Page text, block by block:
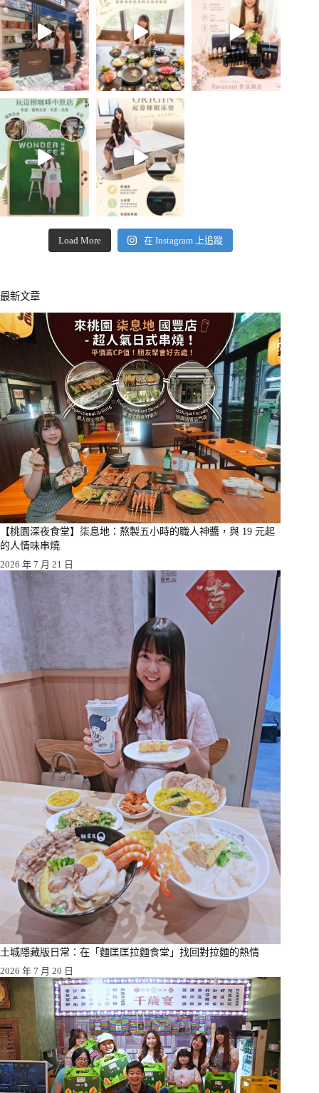
Load More 在 Instagram 上追蹤
最新文章
【桃園深夜食堂】柒息地：熬製五小時的職人神醬，與 19 元起
的人情味串燒
2026 年 7 月 21 日
土城隱藏版日常：在「麵匡匡拉麵食堂」找回對拉麵的熱情
2026 年 7 月 20 日